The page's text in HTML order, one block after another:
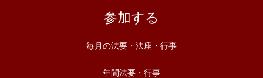
参加する
毎月の法要・法座・行事
年間法要・行事